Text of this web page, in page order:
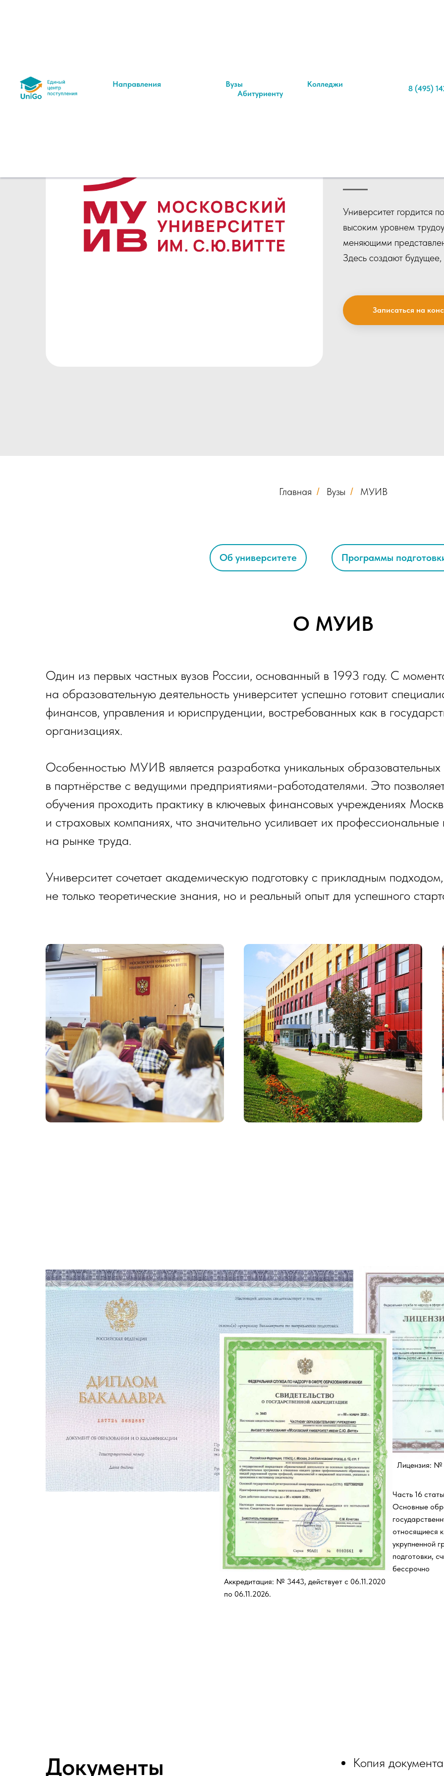
Направления Вузы
Колледжи
Абитуриенту
8 (495)
Университет гордится
высоким уровнем
меняющими
Здесь создают будущее,
Записаться на
Главная / Вузы / МУИВ
Об университете Программы
О МУИВ
Один из первых частных вузов России, основанный в 1993 году. С
на образовательную деятельность университет успешно готовит
финансов, управления и юриспруденции, востребованных как в
организациях.
Особенностью МУИВ является разработка уникальных
в партнёрстве с ведущими предприятиями-работодателями. Это
обучения проходить практику в ключевых финансовых учреждениях
и страховых компаниях, что значительно усиливает их
на рынке труда.
Университет сочетает академическую подготовку с прикладным
не только теоретические знания, но и реальный опыт для успешного
Лицензия: №
Аккредитация: № 3443, действует с 06.11.2020
по 06.11.2026.
Часть 16
Основные
относящиеся
укрупненной
подготовки,
бессрочно
Документы
Копия